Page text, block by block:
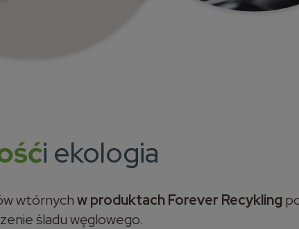
i ekologia
wtórnychw produktach Forever Recykling
śladu węglowego.